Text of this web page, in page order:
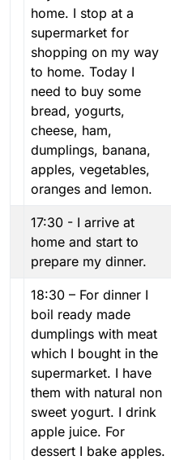
home. I stop at a
supermarket for
shopping on my way
to home. Today I
need to buy some
bread, yogurts,
cheese, ham,
dumplings, banana,
apples, vegetables,
oranges and lemon.
17:30 - I arrive at
home and start to
prepare my dinner.
18:30 – For dinner I
boil ready made
dumplings with meat
which I bought in the
supermarket. I have
them with natural non
sweet yogurt. I drink
apple juice. For
dessert I bake apples.